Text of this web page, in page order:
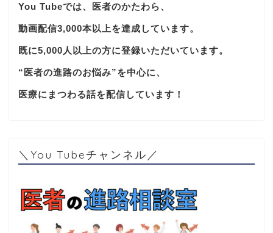
You Tubeでは、医者のかたわら、
動画配信3,000本以上を達成しています。
既に5,000人以上の方に登録いただいています。
“医者の進路のお悩み”を中心に、
医療にまつわる話を配信しています！
＼You Tubeチャンネル／